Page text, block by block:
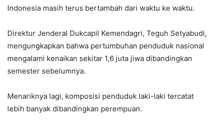
Indonesia masih terus bertambah dari waktu ke waktu.
Direktur Jenderal Dukcapil Kemendagri, Teguh Setyabudi,
mengungkapkan bahwa pertumbuhan penduduk nasional
mengalami kenaikan sekitar 1,6 juta jiwa dibandingkan
semester sebelumnya.
Menariknya lagi, komposisi penduduk laki-laki tercatat
lebih banyak dibandingkan perempuan.